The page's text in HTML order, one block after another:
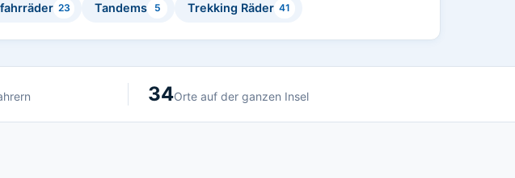
23 Tandems 5 Trekking Räder 41
34Orte auf der ganzen Insel